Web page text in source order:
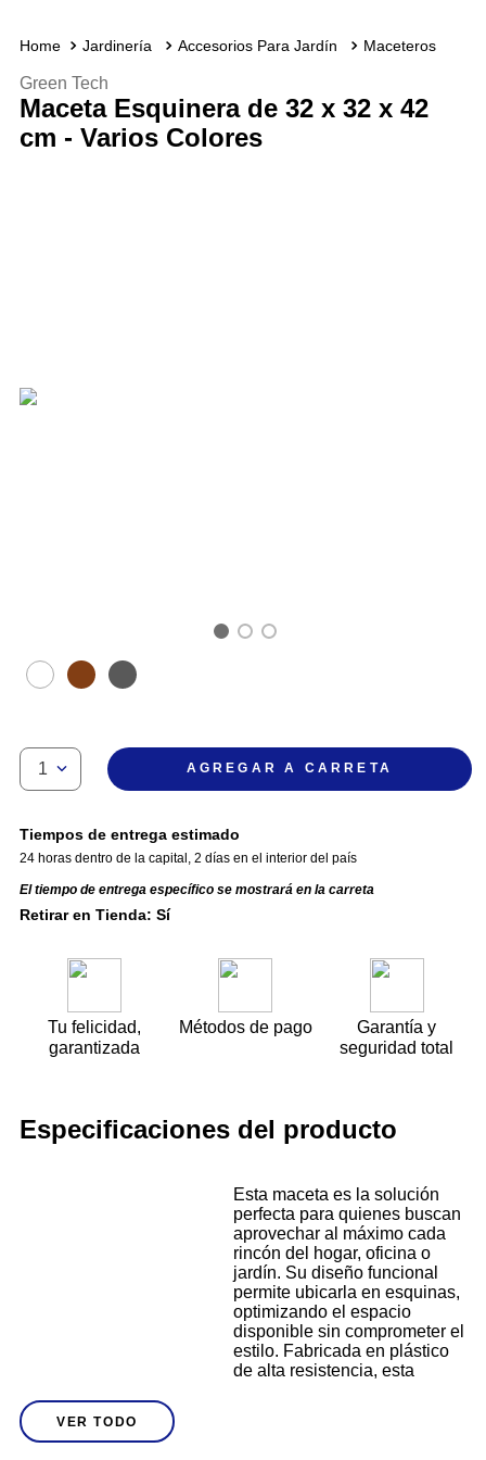
Jardinería Accesorios Para Jardín Maceteros
Green Tech
Maceta Esquinera de 32 x 32 x 42
cm - Varios Colores
1 AGREGAR A CARRETA
Tiempos de entrega estimado
24 horas dentro de la capital 2 días en el interior del país
El tiempo de entrega específico se mostrará en la carreta
Retirar en Tienda: Sí
Tu felicidad,
garantizada
Métodos de pago
Garantía y
seguridad total
Especificaciones del producto
Descripción
Esta maceta es la solución
perfecta para quienes buscan
aprovechar al máximo cada
rincón del hogar, oficina o
jardín. Su diseño funcional
permite ubicarla en esquinas,
optimizando el espacio
disponible sin comprometer el
estilo. Fabricada en plástico
de alta resistencia, esta
VER TODO